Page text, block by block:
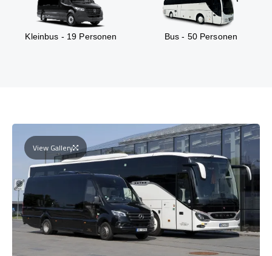
Kleinbus - 19 Personen Bus - 50 Personen
View Gallery